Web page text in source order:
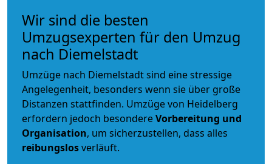
Wir sind die besten
Umzugsexperten für den Umzug
nach Diemelstadt
Umzüge nach Diemelstadt sind eine stressige
Angelegenheit, besonders wenn sie über große
Distanzen stattfinden. Umzüge von Heidelberg
erfordern jedoch besondereVorbereitung und
Organisation, um sicherzustellen, dass alles
reibungslosverläuft.